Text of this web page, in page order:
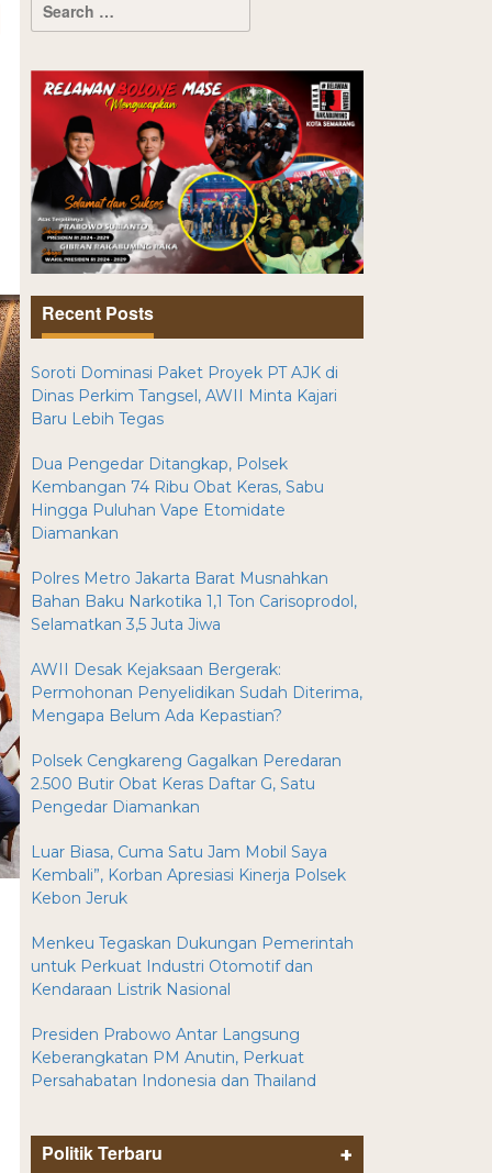
Recent Posts
Soroti Dominasi Paket Proyek PT AJK di
Dinas Perkim Tangsel, AWII Minta Kajari
Baru Lebih Tegas
Dua Pengedar Ditangkap, Polsek
Kembangan 74 Ribu Obat Keras, Sabu
Hingga Puluhan Vape Etomidate
Diamankan
Polres Metro Jakarta Barat Musnahkan
Bahan Baku Narkotika 1,1 Ton Carisoprodol,
Selamatkan 3,5 Juta Jiwa
AWII Desak Kejaksaan Bergerak:
Permohonan Penyelidikan Sudah Diterima,
Mengapa Belum Ada Kepastian?
Polsek Cengkareng Gagalkan Peredaran
2.500 Butir Obat Keras Daftar G, Satu
Pengedar Diamankan
Luar Biasa, Cuma Satu Jam Mobil Saya
Kembali”, Korban Apresiasi Kinerja Polsek
Kebon Jeruk
Menkeu Tegaskan Dukungan Pemerintah
untuk Perkuat Industri Otomotif dan
Kendaraan Listrik Nasional
Presiden Prabowo Antar Langsung
Keberangkatan PM Anutin, Perkuat
Persahabatan Indonesia dan Thailand
Politik Terbaru +